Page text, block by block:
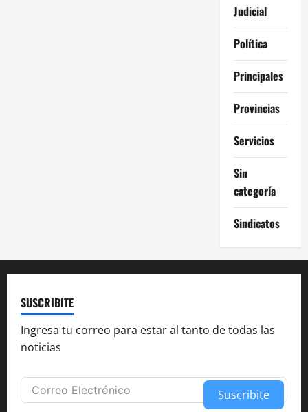
Judicial
Política
Principales
Provincias
Servicios
Sin
categoría
Sindicatos
SUSCRIBITE
Ingresa tu correo para estar al tanto de todas las
noticias
Suscribite